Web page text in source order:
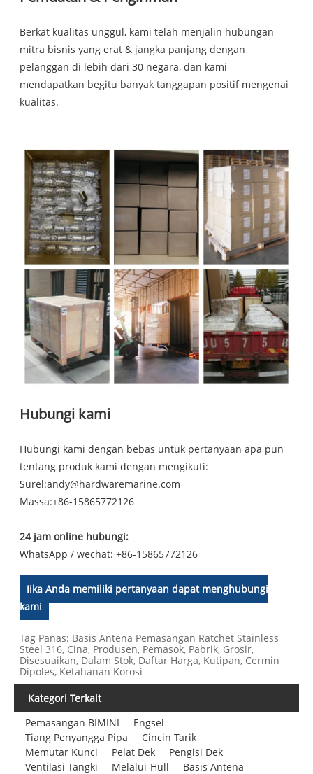
Berkat kualitas unggul, kami telah menjalin hubungan
mitra bisnis yang erat & jangka panjang dengan
pelanggan di lebih dari 30 negara, dan kami
mendapatkan begitu banyak tanggapan positif mengenai
kualitas.
Hubungi kami
Hubungi kami dengan bebas untuk pertanyaan apa pun
tentang produk kami dengan mengikuti:
Surel:andy@hardwaremarine.com
Massa:+86-15865772126
24 jam online hubungi:
WhatsApp / wechat: +86-15865772126
Jika Anda memiliki pertanyaan dapat menghubungi
kami
Tag Panas: Basis Antena Pemasangan Ratchet Stainless
Steel 316, Cina, Produsen, Pemasok, Pabrik, Grosir,
Disesuaikan, Dalam Stok, Daftar Harga, Kutipan, Cermin
Dipoles, Ketahanan Korosi
Kategori Terkait
Pemasangan BIMINI
Engsel
Tiang Penyangga Pipa
Cincin Tarik
Memutar Kunci
Pelat Dek
Pengisi Dek
Ventilasi Tangki
Melalui-Hull
Basis Antena